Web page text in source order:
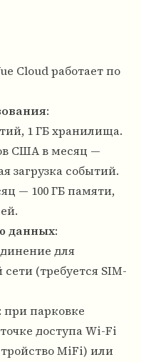
Cloud работает по
:
1 ГБ хранилища.
США в месяц —
загрузка событий.
— 100 ГБ памяти,
данных:
для
(требуется SIM-
: при парковке
доступа Wi-Fi
MiFi) или